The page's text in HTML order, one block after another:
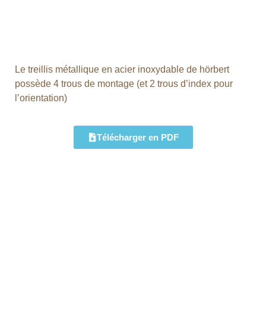
Le treillis métallique en acier inoxydable de hörbert
possède 4 trous de montage (et 2 trous d’index pour
l’orientation)
Télécharger en PDF